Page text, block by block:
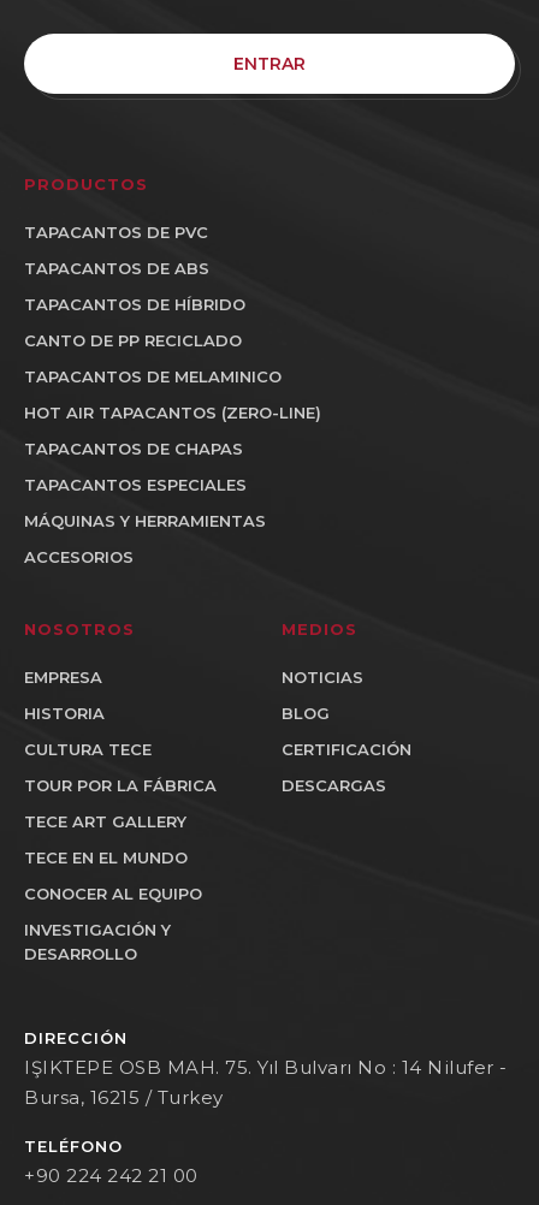
ENTRAR
PRODUCTOS
TAPACANTOS DE PVC
TAPACANTOS DE ABS
TAPACANTOS DE HÍBRIDO
CANTO DE PP RECICLADO
TAPACANTOS DE MELAMINICO
HOT AIR TAPACANTOS (ZERO-LINE)
TAPACANTOS DE CHAPAS
TAPACANTOS ESPECIALES
MÁQUINAS Y HERRAMIENTAS
ACCESORIOS
NOSOTROS
EMPRESA
HISTORIA
CULTURA TECE
TOUR POR LA FÁBRICA
TECE ART GALLERY
TECE EN EL MUNDO
CONOCER AL EQUIPO
INVESTIGACIÓN Y
DESARROLLO
MEDIOS
NOTICIAS
BLOG
CERTIFICACIÓN
DESCARGAS
DIRECCIÓN
IŞIKTEPE OSB MAH. 75. Yıl Bulvarı No : 14 Nilufer -
Bursa, 16215 / Turkey
TELÉFONO
+90 224 242 21 00